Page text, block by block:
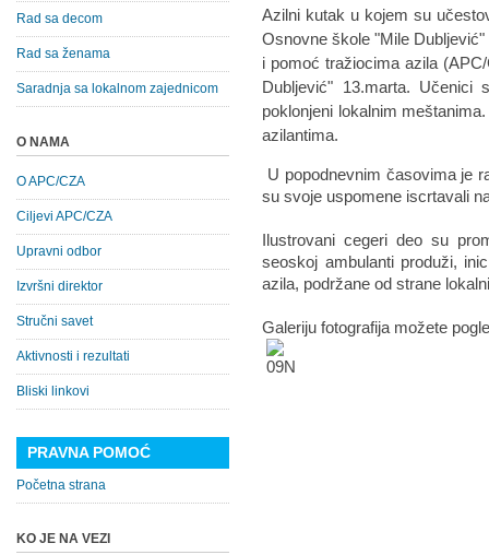
Azilni kutak u kojem su
Osnovne škole "Mile
i pomoć tražiocima azila
Dubljević" 13.marta.
poklonjeni lokalnim
azilantima.
U popodnevnim časovima je
su svoje uspomene iscrtavali
Ilustrovani cegeri deo su
seoskoj ambulanti produži,
azila, podržane od strane
Galeriju fotografija možete
Rad sa decom
Rad sa ženama
Saradnja sa lokalnom zajednicom
O NAMA
O APC/CZA
Ciljevi APC/CZA
Upravni odbor
Izvršni direktor
Stručni savet
Aktivnosti i rezultati
Bliski linkovi
PRAVNA POMOĆ
Početna strana
KO JE NA VEZI